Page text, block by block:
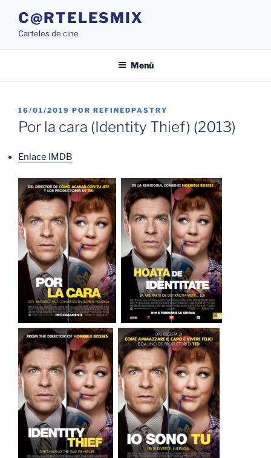
contenido
C@RTELESMIX
Carteles de cine
Menú
PUBLICADO
EL
16/01/2019 POR REFINEDPASTRY
Por la cara (Identity Thief) (2013)
Enlace IMDB